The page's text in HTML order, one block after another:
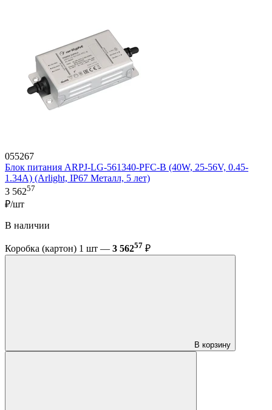
055267
Блок питания ARPJ-LG-561340-PFC-B (40W, 25-56V, 0.45-
1.34A) (Arlight, IP67 Металл, 5 лет)
3 56257
₽/шт
В наличии
Коробка (картон) 1 шт — 3 56257 ₽
В корзину